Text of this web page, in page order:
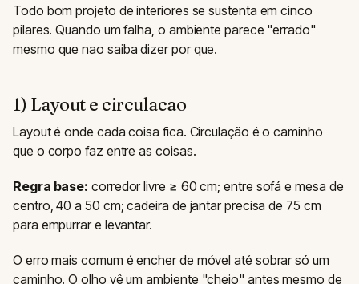
Todo bom projeto de interiores se sustenta em cinco
pilares. Quando um falha, o ambiente parece "errado"
mesmo que nao saiba dizer por que.
1) Layout e circulacao
Layout é onde cada coisa fica. Circulação é o caminho
que o corpo faz entre as coisas.
Regra base: corredor livre ≥ 60 cm; entre sofá e mesa de
centro, 40 a 50 cm; cadeira de jantar precisa de 75 cm
para empurrar e levantar.
O erro mais comum é encher de móvel até sobrar só um
caminho. O olho vê um ambiente "cheio" antes mesmo de